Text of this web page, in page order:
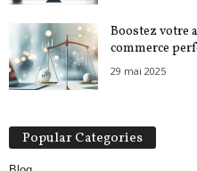
Boostez votre
commerce
29 mai 2025
Popular Categories